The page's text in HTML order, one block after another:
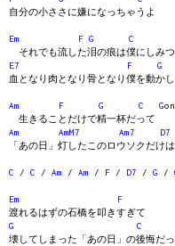
自分の小ささに嫌になっちゃうよ
Em F G
C
それでも流した泪の痕は僕にしみ
E7
F G
血となり肉となり骨となり僕を動か
Am F G C G
生きることだけで精一杯だっ
Am
AmM7 Am7 D7
「あの日」灯したこのロウソクだけ
C / C / Am / Am / F / D7 / G /
Em
F
渡れるはずの石橋を叩きすぎて
G
C
壊してしまった「あの日」の後悔だ